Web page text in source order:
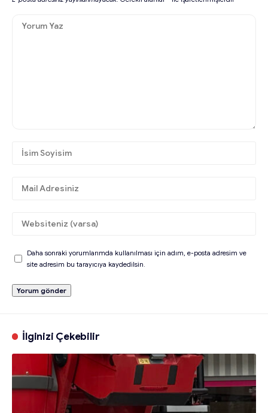
Daha sonraki yorumlarımda kullanılması için adım, e-posta adresim ve
site adresim bu tarayıcıya kaydedilsin.
İlginizi Çekebilir